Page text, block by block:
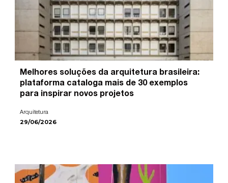
Melhores soluções da arquitetura brasileira:
plataforma cataloga mais de 30 exemplos
para inspirar novos projetos
Arquitetura
29/06/2026